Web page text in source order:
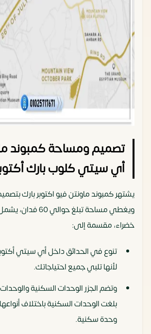
تصميم ومساحة كمبوند
أي سيتي كلوب بارك
يشتهر كمبوند ماونتن فيو اكتوبر بارك
ويغطي مساحة تبلغ
خضراء، مقسمة إلى:
تنوع في الحدائق داخل أي سيتي
لأنها تلبي جميع احتياجاتك.
وتضم الجزر الوحدات السكنية
وحدة سكنية.